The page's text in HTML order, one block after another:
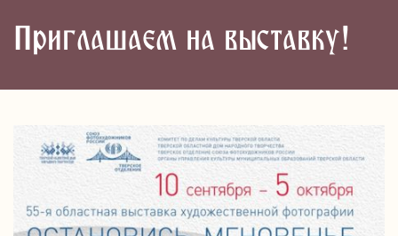
Приглашаем на выставку!